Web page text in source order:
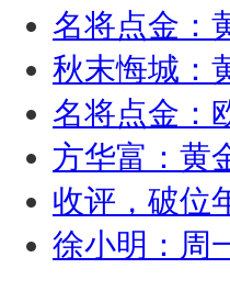
名将点金：
秋末悔城：
名将点金：
方华富：黄
收评，破位
徐小明：周